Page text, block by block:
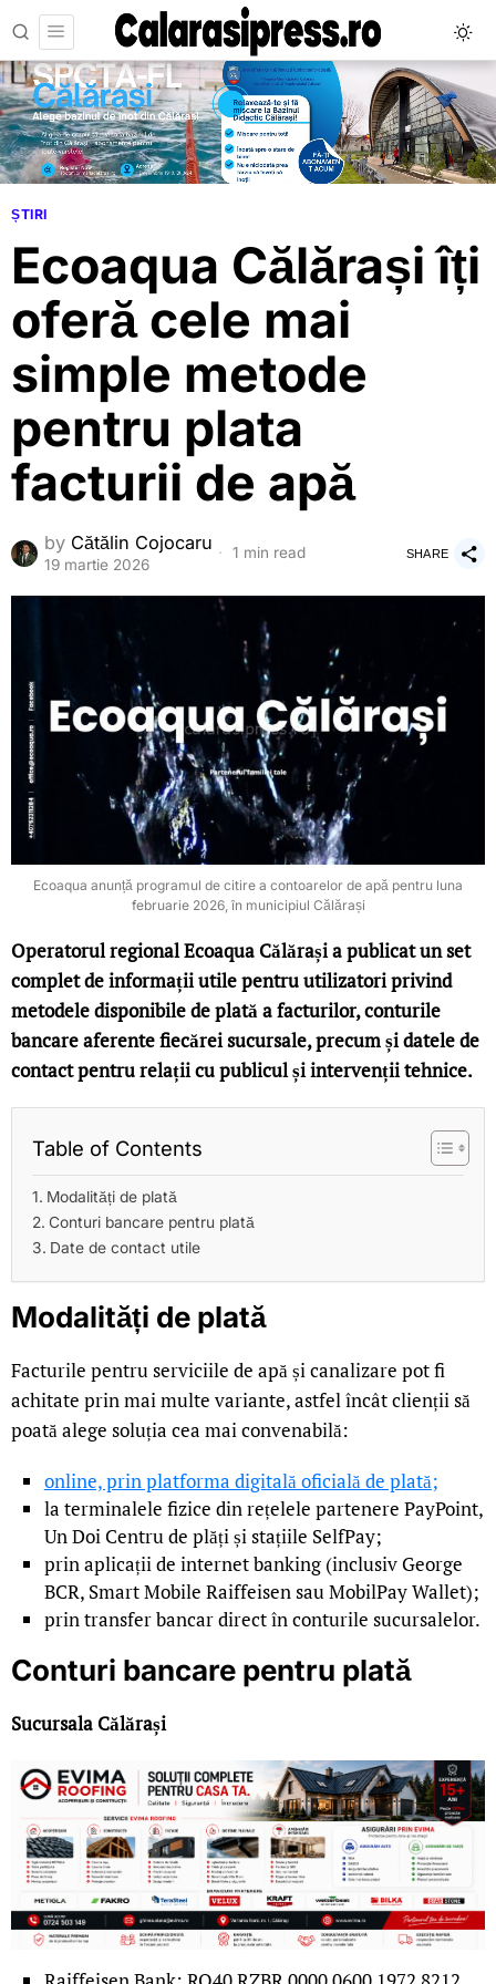
ȘTIRI
Ecoaqua Călărași îți
oferă cele mai
simple metode
pentru plata
facturii de apă
by Cătălin Cojocaru
19 martie 2026
1 min read SHARE
Ecoaqua anunță programul de citire a contoarelor de apă pentru luna
februarie 2026, în municipiul Călărași
Operatorul regional Ecoaqua Călărași a publicat un set
complet de informații utile pentru utilizatori privind
metodele disponibile de plată a facturilor, conturile
bancare aferente fiecărei sucursale, precum și datele de
contact pentru relații cu publicul și intervenții tehnice.
Table of Contents
Modalități de plată
Conturi bancare pentru plată
Date de contact utile
Modalități de plată
Facturile pentru serviciile de apă și canalizare pot fi
achitate prin mai multe variante, astfel încât clienții să
poată alege soluția cea mai convenabilă:
online, prin platforma digitală oficială de plată;
la terminalele fizice din rețelele partenere PayPoint,
Un Doi Centru de plăți și stațiile SelfPay;
prin aplicații de internet banking (inclusiv George
BCR, Smart Mobile Raiffeisen sau MobilPay Wallet);
prin transfer bancar direct în conturile sucursalelor.
Conturi bancare pentru plată
Sucursala Călărași